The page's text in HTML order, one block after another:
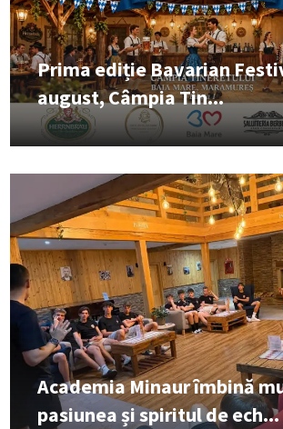
Prima ediție Bavarian
august, Câmpia Tin...
Academia Minaur îmbină
pasiunea și spiritul de ech...